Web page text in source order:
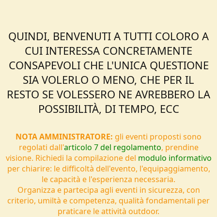
QUINDI, BENVENUTI A TUTTI COLORO A
CUI INTERESSA CONCRETAMENTE
CONSAPEVOLI CHE L'UNICA QUESTIONE
SIA VOLERLO O MENO, CHE PER IL
RESTO SE VOLESSERO NE AVREBBERO LA
POSSIBILITÀ, DI TEMPO, ECC
NOTA AMMINISTRATORE: gli eventi proposti sono
regolati dall'articolo 7 del regolamento, prendine
visione. Richiedi la compilazione del modulo informativo
per chiarire: le difficoltà dell'evento, l'equipaggiamento,
le capacità e l'esperienza necessaria.
Organizza e partecipa agli eventi in sicurezza, con
criterio, umiltà e competenza, qualità fondamentali per
praticare le attività outdoor.